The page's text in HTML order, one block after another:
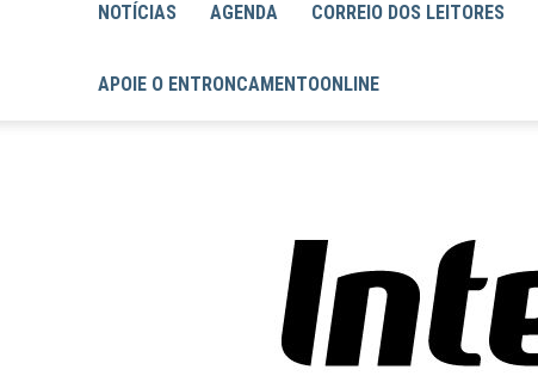
NOTÍCIAS AGENDA CORREIO DOS LEITORES
APOIE O ENTRONCAMENTOONLINE